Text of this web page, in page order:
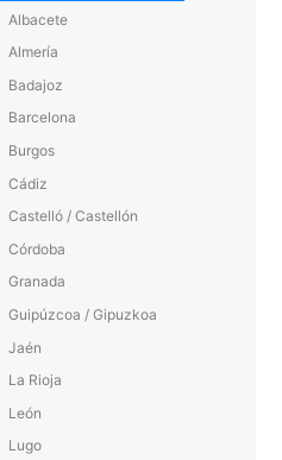
Albacete
Almería
Badajoz
Barcelona
Burgos
Cádiz
Castelló / Castellón
Córdoba
Granada
Guipúzcoa / Gipuzkoa
Jaén
La Rioja
León
Lugo